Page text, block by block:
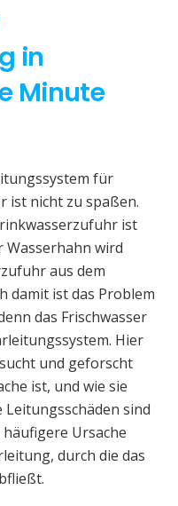
in
Minute
für
ist nicht zu spaßen.
ist
Wasserhahn wird
aus dem
damit ist das Problem
das Frischwasser
Hier
und geforscht
ist, und wie sie
sind
Ursache
durch die das